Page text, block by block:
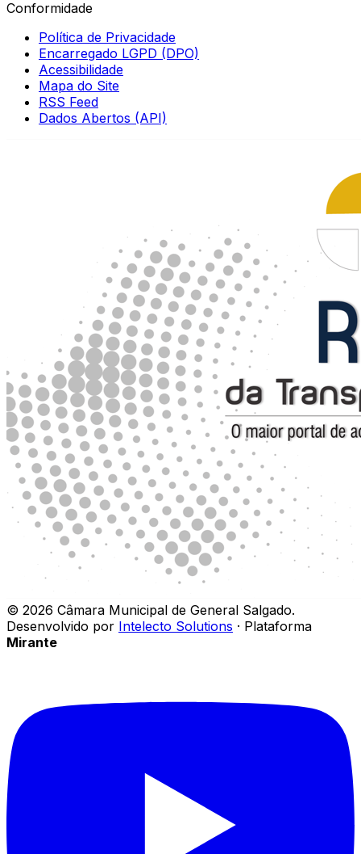
Conformidade
Política de Privacidade
Encarregado LGPD (DPO)
Acessibilidade
Mapa do Site
RSS Feed
Dados Abertos (API)
© 2026 Câmara Municipal de General Salgado.
Desenvolvido por Intelecto Solutions · Plataforma
Mirante